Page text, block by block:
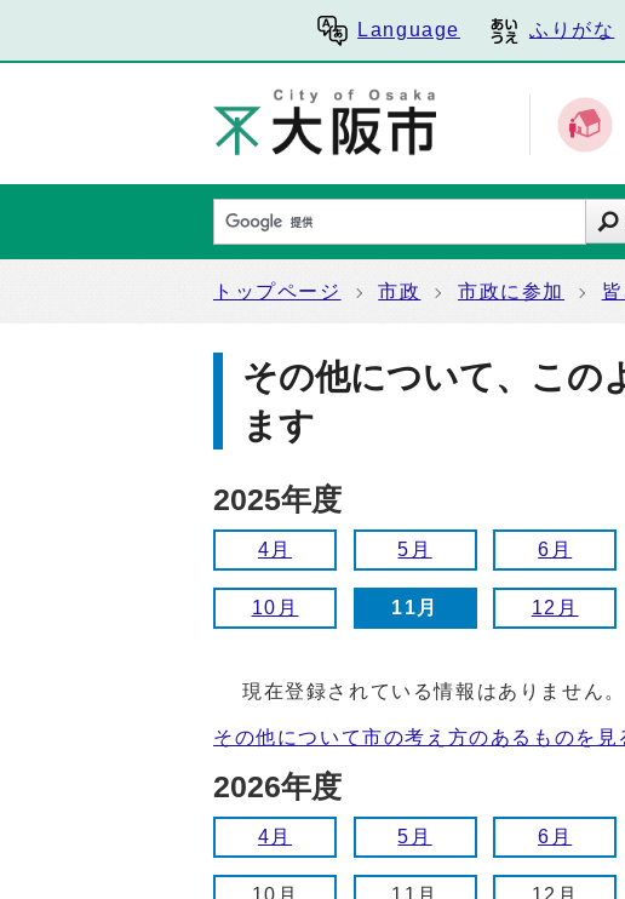
Language ふりがな
トップページ 市政 市政に参加
その他について、この
ます
2025年度
4月 5月 6月
10月 11月 12月
現在登録されている情報はありません。
その他について市の考え方のあるものを見
2026年度
4月 5月 6月
10月 11月 12月